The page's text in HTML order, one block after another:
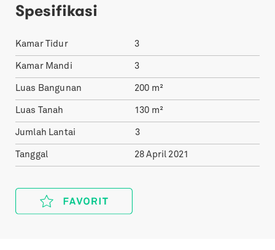
Spesifikasi
Kamar Tidur 3
Kamar Mandi 3
Luas Bangunan 200 m²
Luas Tanah 130 m²
Jumlah Lantai 3
Tanggal 28 April 2021